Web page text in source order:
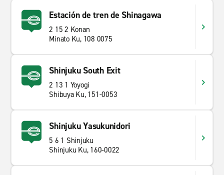
Estación de tren de Shinagawa
2 15 2 Konan
Minato Ku, 108 0075
Shinjuku South Exit
2 13 1 Yoyogi
Shibuya Ku, 151-0053
Shinjuku Yasukunidori
5 6 1 Shinjuku
Shinjuku Ku, 160-0022